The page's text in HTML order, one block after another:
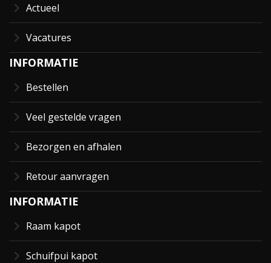
Actueel
Vacatures
INFORMATIE
Bestellen
Veel gestelde vragen
Bezorgen en afhalen
Retour aanvragen
INFORMATIE
Raam kapot
Schuifpui kapot